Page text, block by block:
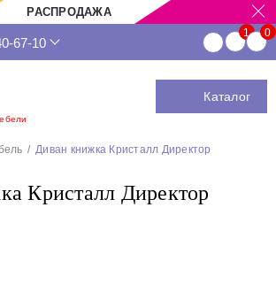
РАСПРОДАЖА
67-10
Каталог
Диван книжка Кристалл Директор
Кристалл Директор